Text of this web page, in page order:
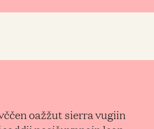
4 leat dakkáraš
oažžut sierra vugiin
4 leat dakkáraš
oažžut sierra vugiin